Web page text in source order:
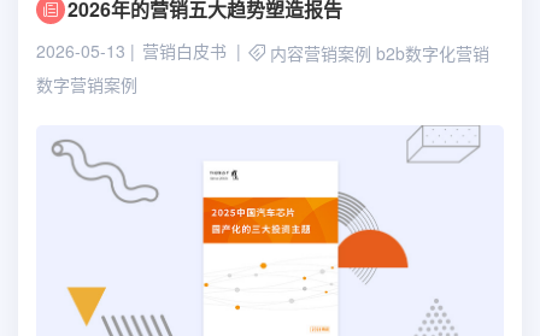
2026年的营销五大趋势塑造报告
2026-05-13 营销白皮书 内容营销案例 b2b数字化营销
数字营销案例